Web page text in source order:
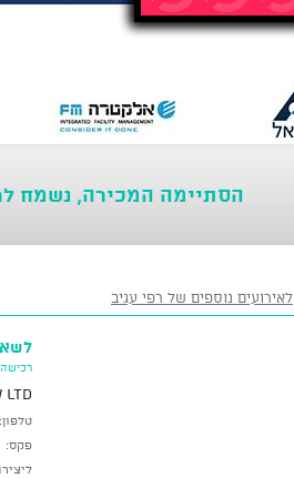
הסתיימה המכירה, נשמח
לאירועים נוספים של רפי עגיב
LTD
טלפון:
פקס: